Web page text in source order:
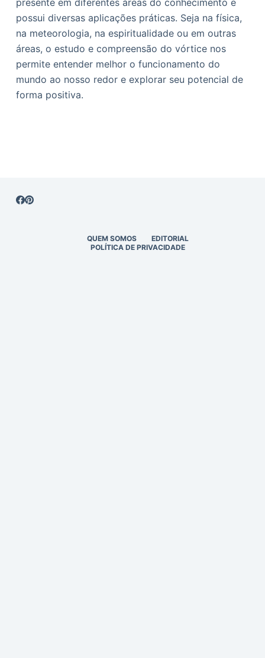
presente em diferentes áreas do conhecimento e
possui diversas aplicações práticas. Seja na física,
na meteorologia, na espiritualidade ou em outras
áreas, o estudo e compreensão do vórtice nos
permite entender melhor o funcionamento do
mundo ao nosso redor e explorar seu potencial de
forma positiva.
QUEM SOMOS
EDITORIAL
POLÍTICA DE PRIVACIDADE